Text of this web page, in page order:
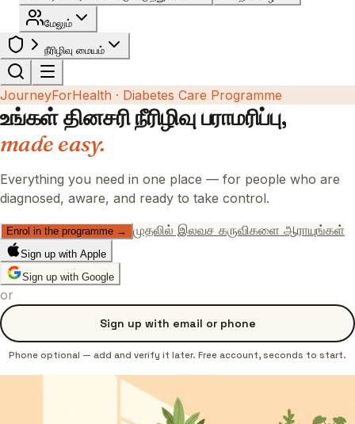
மேலும்
நீரிழிவு மையம்
JourneyForHealth · Diabetes Care Programme
உங்கள் தினசரி நீரிழிவு பராமரிப்பு,
made easy.
Everything you need in one place — for people who are
diagnosed, aware, and ready to take control.
Enrol in the programme → முதலில் இலவச கருவிகளை ஆராயுங்கள்
Sign up with Apple
Sign up with Google
or
Sign up with email or phone
Phone optional — add and verify it later. Free account, seconds to start.